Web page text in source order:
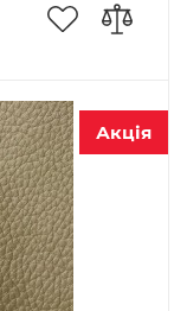
Акція